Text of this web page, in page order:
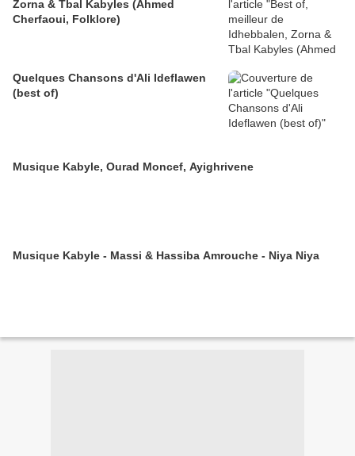
Zorna & Tbal Kabyles (Ahmed
Cherfaoui, Folklore)
Quelques Chansons d'Ali Ideflawen
(best of)
Musique Kabyle, Ourad Moncef, Ayighrivene
Musique Kabyle - Massi & Hassiba Amrouche - Niya Niya